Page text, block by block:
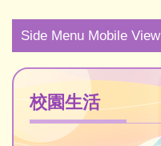
Side Menu Mobile View
校園生活